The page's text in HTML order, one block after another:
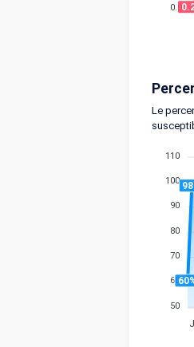
0.00
Le
110
100
90
80
70
60
50